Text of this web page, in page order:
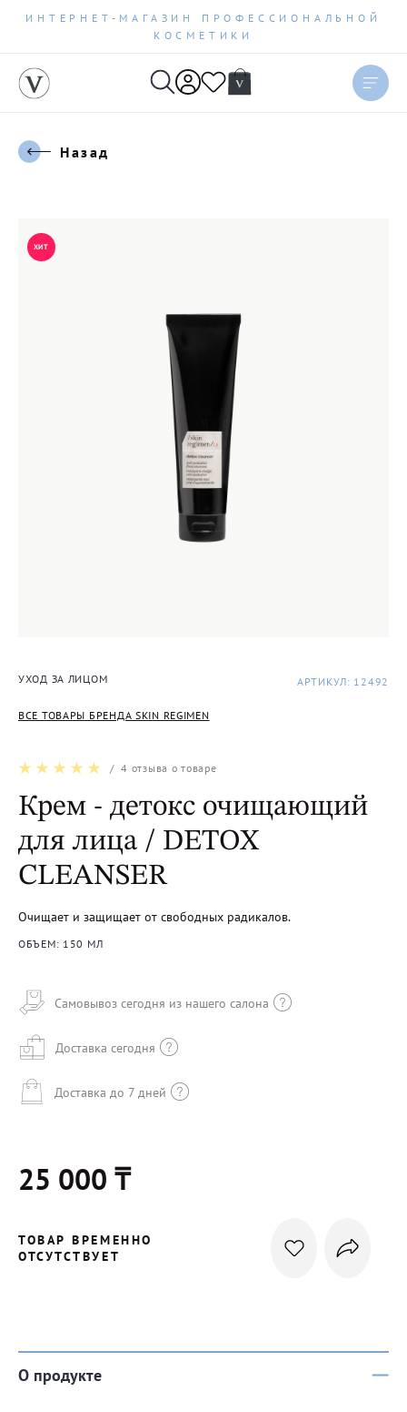
ИНТЕРНЕТ-МАГАЗИН ПРОФЕССИОНАЛЬНОЙ
КОСМЕТИКИ
Назад
ХИТ
УХОД ЗА ЛИЦОМ
ВСЕ ТОВАРЫ БРЕНДА SKIN REGIMEN
АРТИКУЛ: 12492
/4 отзыва о товаре
Крем - детокс очищающий
для лица / DETOX
CLEANSER
Очищает и защищает от свободных радикалов.
ОБЪЕМ: 150 МЛ
Самовывоз сегодня из нашего салона
Доставка сегодня
Доставка до 7 дней
25 000 ₸
ТОВАР ВРЕМЕННО
ОТСУТСТВУЕТ
О продукте